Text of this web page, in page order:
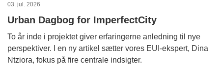
03. jul. 2026
Urban Dagbog for ImperfectCity
To år inde i projektet giver erfaringerne anledning til nye
perspektiver. I en ny artikel sætter vores EUI-ekspert, Dina
Ntziora, fokus på fire centrale indsigter.